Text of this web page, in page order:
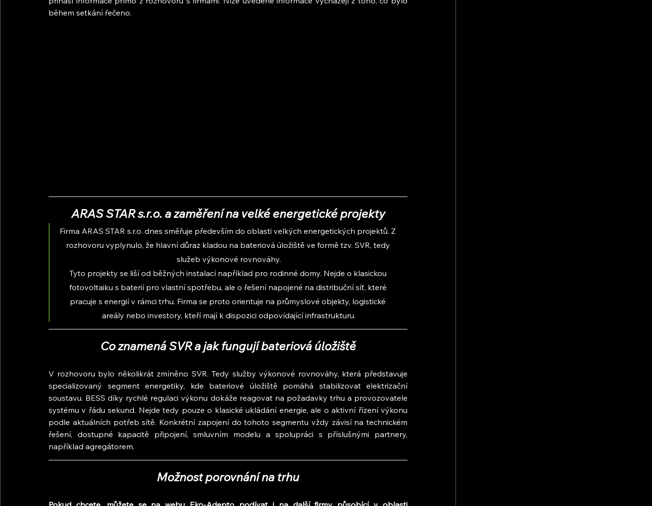
během setkání řečeno.
ARAS STAR s.r.o. a zaměření na velké energetické projekty
Firma ARAS STAR s.r.o. dnes směřuje především do oblasti velkých energetických projektů. Z
rozhovoru vyplynulo, že hlavní důraz kladou na bateriová úložiště ve formě tzv. SVR, tedy
služeb výkonové rovnováhy.
Tyto projekty se liší od běžných instalací například pro rodinné domy. Nejde o klasickou
fotovoltaiku s baterií pro vlastní spotřebu, ale o řešení napojené na distribuční síť, které
pracuje s energií v rámci trhu. Firma se proto orientuje na průmyslové objekty, logistické
areály nebo investory, kteří mají k dispozici odpovídající infrastrukturu.
Co znamená SVR a jak fungují bateriová úložiště
V rozhovoru bylo několikrát zmíněno SVR. Tedy služby výkonové rovnováhy, která představuje
specializovaný segment energetiky, kde bateriové úložiště pomáhá stabilizovat elektrizační
soustavu. BESS díky rychlé regulaci výkonu dokáže reagovat na požadavky trhu a provozovatele
systému v řádu sekund. Nejde tedy pouze o klasické ukládání energie, ale o aktivní řízení výkonu
podle aktuálních potřeb sítě. Konkrétní zapojení do tohoto segmentu vždy závisí na technickém
řešení, dostupné kapacitě připojení, smluvním modelu a spolupráci s příslušnými partnery,
například agregátorem.
Možnost porovnání na trhu